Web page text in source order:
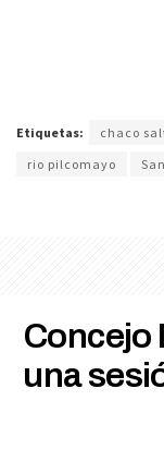
Etiquetas: chaco
rio pilcomayo
Concejo
una